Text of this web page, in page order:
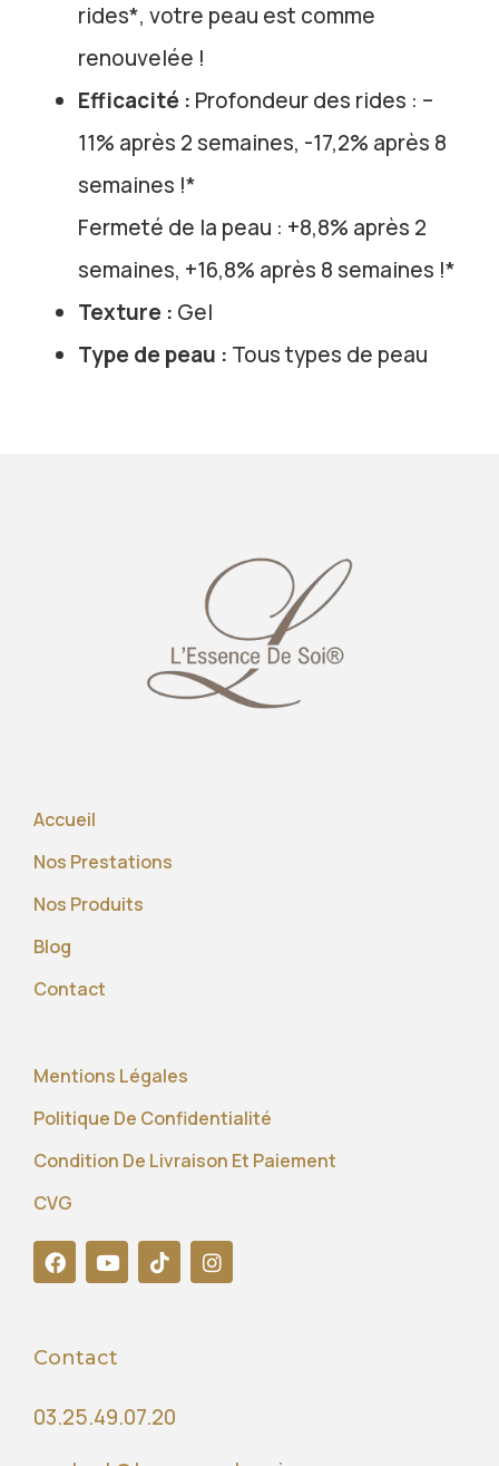
rides*, votre peau est comme
renouvelée !
Efficacité : Profondeur des rides : –
11% après 2 semaines, -17,2% après 8
semaines !*
Fermeté de la peau : +8,8% après 2
semaines, +16,8% après 8 semaines !*
Texture : Gel
Type de peau : Tous types de peau
Accueil
Nos Prestations
Nos Produits
Blog
Contact
Mentions Légales
Politique De Confidentialité
Condition De Livraison Et Paiement
CVG
Contact
03.25.49.07.20